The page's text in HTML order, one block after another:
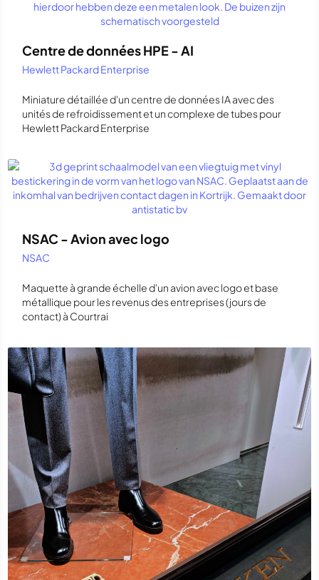
Centre de données HPE - AI
Hewlett Packard Enterprise
Miniature détaillée d'un centre de données IA avec des
unités de refroidissement et un complexe de tubes pour
Hewlett Packard Enterprise
NSAC - Avion avec logo
NSAC
Maquette à grande échelle d'un avion avec logo et base
métallique pour les revenus des entreprises (jours de
contact) à Courtrai